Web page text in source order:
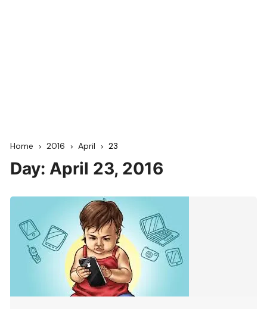
Home 2016 April 23
Day:April 23, 2016